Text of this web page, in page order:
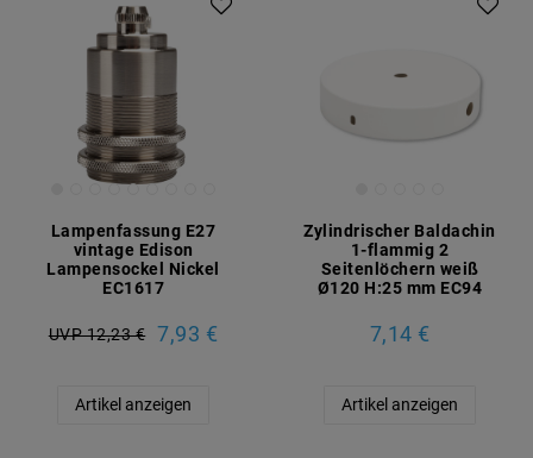
Lampenfassung E27
vintage Edison
Lampensockel Nickel
EC1617
UVP 12,23 € 7,93 €
Artikel anzeigen
Zylindrischer Baldachin
1-flammig 2
Seitenlöchern weiß
Ø120 H:25 mm EC94
7,14 €
Artikel anzeigen